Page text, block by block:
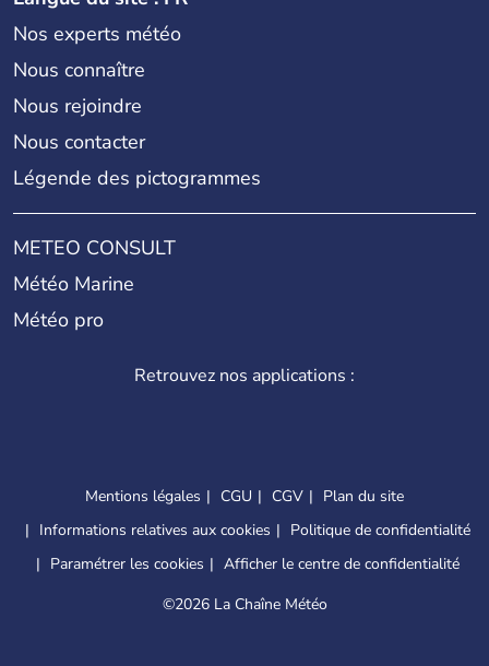
Nos experts météo
Nous connaître
Nous rejoindre
Nous contacter
Légende des pictogrammes
METEO CONSULT
Météo Marine
Météo pro
Retrouvez nos applications :
Mentions légales CGU CGV
Plan du site
Informations relatives aux cookies
Politique de confidentialité
Paramétrer les cookies
Afficher le centre de confidentialité
©2026 La Chaîne Météo